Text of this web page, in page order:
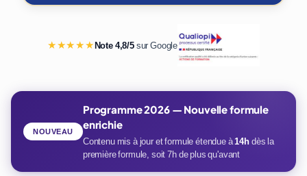
★★★★★Note 4,8/5sur Google
Programme 2026 — Nouvelle formule
enrichie
Contenu mis à jour et formule étendue à14hdès la
première formule, soit 7h de plus qu'avant
NOUVEAU